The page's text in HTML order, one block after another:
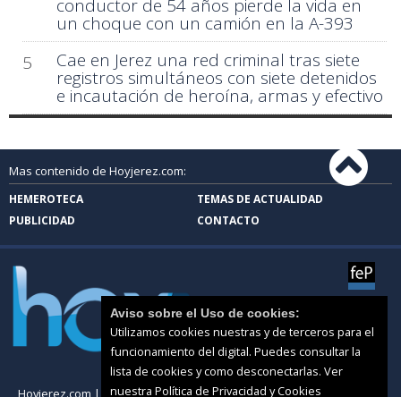
conductor de 54 años pierde la vida en
un choque con un camión en la A-393
5
Cae en Jerez una red criminal tras siete
registros simultáneos con siete detenidos
e incautación de heroína, armas y efectivo
Mas contenido de Hoyjerez.com:
HEMEROTECA
TEMAS DE ACTUALIDAD
PUBLICIDAD
CONTACTO
Hoyjerez.com | Términos de uso |Protección de
Aviso sobre el Uso de cookies:
Utilizamos cookies nuestras y de terceros para el
funcionamiento del digital. Puedes consultar la
lista de cookies y como desconectarlas. Ver
nuestra Política de Privacidad y Cookies